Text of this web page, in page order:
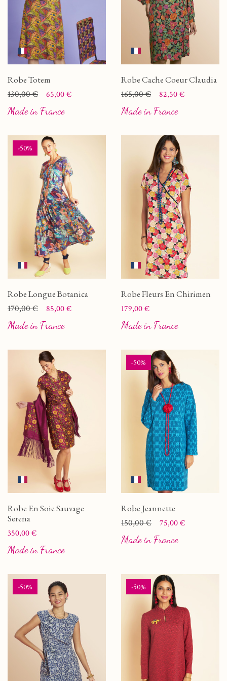
Robe Totem
Prix
Prix de base
130,00 € 65,00 €
Made in France
Robe Cache Coeur Claudia
Prix
Prix de base
165,00 € 82,50 €
Made in France
-50%
Robe Longue Botanica
Prix
Prix de base
170,00 € 85,00 €
Made in France
Robe Fleurs En Chirimen
Prix
179,00 €
Made in France
Robe En Soie Sauvage
Serena
Prix
350,00 €
Made in France
-50%
Robe Jeannette
Prix
Prix de base
150,00 € 75,00 €
Made in France
-50% -50%